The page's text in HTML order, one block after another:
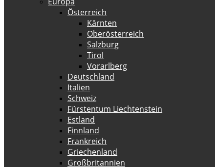
Österreich
Kärnten
Oberösterreich
Salzburg
Tirol
Vorarlberg
Deutschland
Italien
Schweiz
Fürstentum Liechtenstein
Estland
Finnland
Frankreich
Griechenland
Großbritannien